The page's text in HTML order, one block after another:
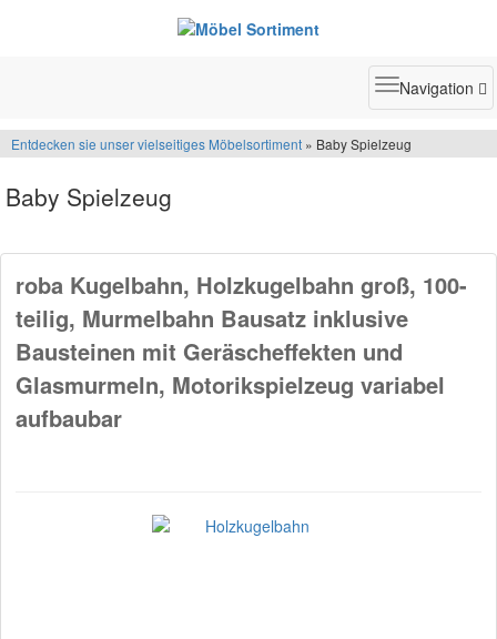
Toggle
Navigation
Entdecken sie unser vielseitiges Möbelsortiment » Baby Spielzeug
Baby Spielzeug
roba Kugelbahn, Holzkugelbahn groß, 100-
teilig, Murmelbahn Bausatz inklusive
Bausteinen mit Geräscheffekten und
Glasmurmeln, Motorikspielzeug variabel
aufbaubar